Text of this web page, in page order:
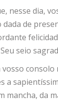
nesse dia,
de
seio
a
mancha, da